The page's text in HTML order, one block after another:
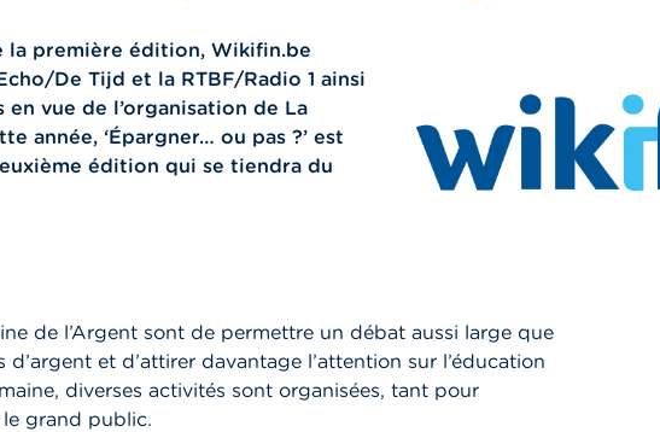
la première édition, Wikifin.be
De Tijd et la RTBF/Radio 1 ainsi
en vue de l’organisation de La
année, ‘Épargner… ou pas ?’ est
édition qui se tiendra du
de l’Argent sont de permettre un débat aussi large que
et d’attirer davantage l’attention sur l’éducation
diverses activités sont organisées, tant pour
le grand public.